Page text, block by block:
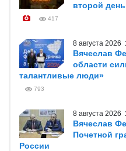
второй
417
8 августа 2026
Вячеслав
области
талантливые люди»
793
8 августа 2026
Вячеслав
Почетной
России